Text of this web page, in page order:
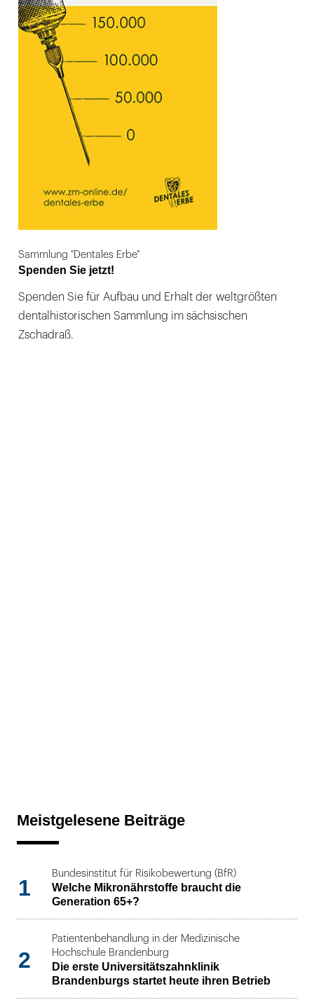
Sammlung "Dentales Erbe"
Spenden Sie jetzt!
Spenden Sie für Aufbau und Erhalt der weltgrößten
dentalhistorischen Sammlung im sächsischen
Zschadraß.
Meistgelesene Beiträge
1
Bundesinstitut für Risikobewertung (BfR)
Welche Mikronährstoffe braucht die
Generation 65+?
2
Patientenbehandlung in der Medizinische
Hochschule Brandenburg
Die erste Universitätszahnklinik
Brandenburgs startet heute ihren Betrieb